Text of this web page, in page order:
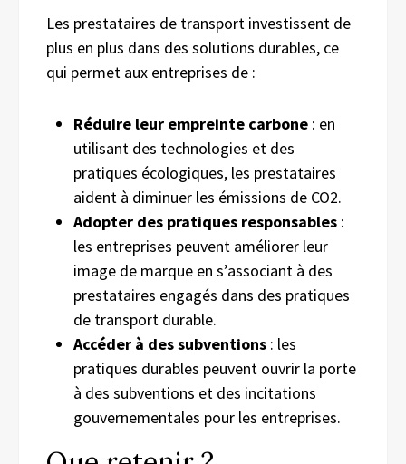
Les prestataires de transport investissent de
plus en plus dans des solutions durables, ce
qui permet aux entreprises de :
Réduire leur empreinte carbone : en
utilisant des technologies et des
pratiques écologiques, les prestataires
aident à diminuer les émissions de CO2.
Adopter des pratiques responsables :
les entreprises peuvent améliorer leur
image de marque en s’associant à des
prestataires engagés dans des pratiques
de transport durable.
Accéder à des subventions : les
pratiques durables peuvent ouvrir la porte
à des subventions et des incitations
gouvernementales pour les entreprises.